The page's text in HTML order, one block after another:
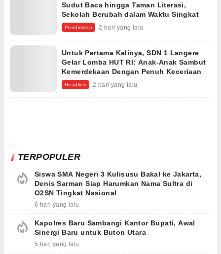
Sudut Baca hingga Taman Literasi,
Sekolah Berubah dalam Waktu Singkat
Pendidikan 2 hari yang lalu
Untuk Pertama Kalinya, SDN 1 Langere
Gelar Lomba HUT RI: Anak-Anak Sambut
Kemerdekaan Dengan Penuh Keceriaan
Headline 2 hari yang lalu
TERPOPULER
Siswa SMA Negeri 3 Kulisusu Bakal ke Jakarta,
Denis Sarman Siap Harumkan Nama Sultra di
O2SN Tingkat Nasional
6 hari yang lalu
Kapolres Baru Sambangi Kantor Bupati, Awal
Sinergi Baru untuk Buton Utara
5 hari yang lalu